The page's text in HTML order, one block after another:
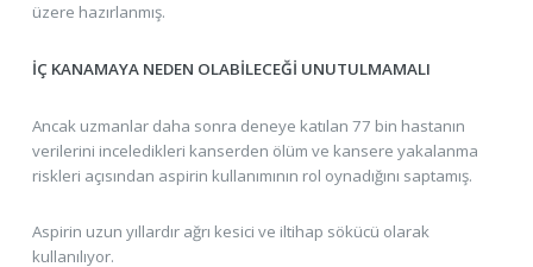
üzere hazırlanmış.
İÇ KANAMAYA NEDEN OLABİLECEĞİ UNUTULMAMALI
Ancak uzmanlar daha sonra deneye katılan 77 bin hastanın
verilerini inceledikleri kanserden ölüm ve kansere yakalanma
riskleri açısından aspirin kullanımının rol oynadığını saptamış.
Aspirin uzun yıllardır ağrı kesici ve iltihap sökücü olarak
kullanılıyor.